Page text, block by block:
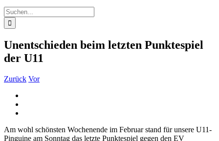
Suche
nach:
Unentschieden beim letzten Punktespiel
der U11
Zurück Vor
Am wohl schönsten Wochenende im Februar stand für unsere U11-
Pinguine am Sonntag das letzte Punktespiel gegen den EV